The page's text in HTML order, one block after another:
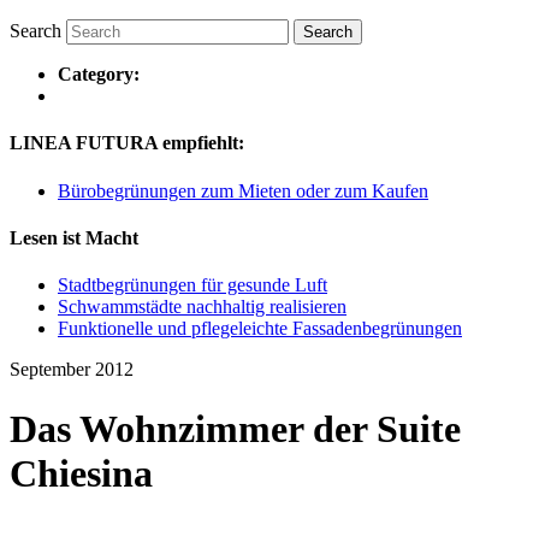
Search
Category:
LINEA FUTURA empfiehlt:
Bürobegrünungen zum Mieten oder zum Kaufen
Lesen ist Macht
Stadtbegrünungen für gesunde Luft
Schwammstädte nachhaltig realisieren
Funktionelle und pflegeleichte Fassadenbegrünungen
September 2012
Das Wohnzimmer der Suite
Chiesina